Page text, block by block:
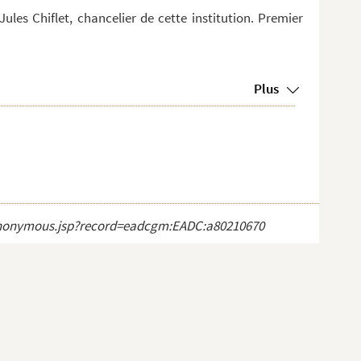
Chiflet, chancelier de cette institution. Premier
Plus